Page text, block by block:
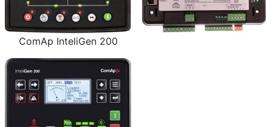
ComAp InteliGen 200